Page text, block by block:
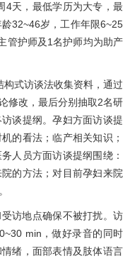
4天，最低学历为大专，最
32~46岁，工作年限6~25
管护师及1名护师均为助产
式访谈法收集资料，通过
修改，最后分别抽取2名研
谈提纲。孕妇方面访谈提
的看法；临产相关知识；
人员方面访谈提纲围绕：
的方法；对目前孕妇来院
访地点确保不被打扰。访
min，做好录音的同时
绪，面部表情及肢体语言